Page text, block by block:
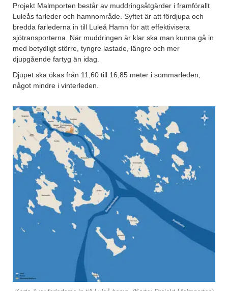
Projekt Malmporten består av muddringsåtgärder i framförallt
Luleås farleder och hamnområde. Syftet är att fördjupa och
bredda farlederna in till Luleå Hamn för att effektivisera
sjötransporterna. När muddringen är klar ska man kunna gå in
med betydligt större, tyngre lastade, längre och mer
djupgående fartyg än idag.
Djupet ska ökas från 11,60 till 16,85 meter i sommarleden,
något mindre i vinterleden.